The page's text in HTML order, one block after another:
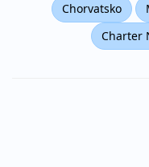
Chorvatsko
Charter